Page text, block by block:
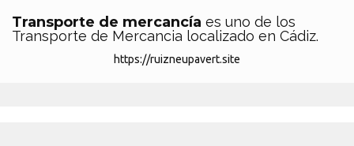
Transporte de mercancía es uno de los
Transporte de Mercancia localizado en Cádiz.
https://ruizneupavert.site